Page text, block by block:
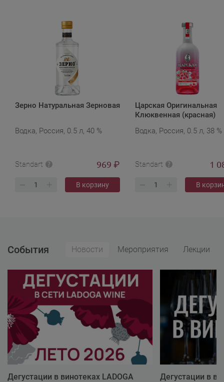
Зерно Натуральная Зерновая
Водка, Россия, 0.5 л, 40 %
Standart 969 ₽
В корзину
Царская Оригинальная
Клюквенная (красная)
Водка, Россия, 0.5 л, 38 %
Standart 1
В
События Новости Мероприятия Лекции
Дегустации в винотеках LADOGA
Дегустации в